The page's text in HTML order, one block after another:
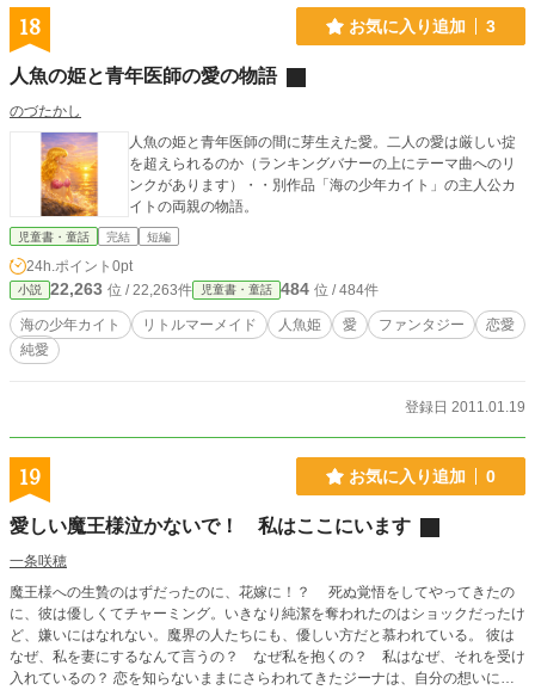
18 お気に入り追加 3
人魚の姫と青年医師の愛の物語
のづたかし
人魚の姫と青年医師の間に芽生えた愛。二人の愛は厳しい掟
を超えられるのか（ランキングバナーの上にテーマ曲へのリ
ンクがあります）・・別作品「海の少年カイト」の主人公カ
イトの両親の物語。
児童書・童話 完結 短編
24h.ポイント 0pt
小説 22,263 位 / 22,263件 児童書・童話 484 位 / 484件
海の少年カイト リトルマーメイド 人魚姫 愛 ファンタジー
恋愛
純愛
登録日 2011.01.19
19 お気に入り追加 0
愛しい魔王様泣かないで！ 私はここにいます
一条咲穂
魔王様への生贄のはずだったのに、花嫁に！？ 死ぬ覚悟をしてやってきたの
に、彼は優しくてチャーミング。いきなり純潔を奪われたのはショックだったけ
ど、嫌いにはなれない。魔界の人たちにも、優しい方だと慕われている。 彼は
なぜ、私を妻にするなんて言うの？ なぜ私を抱くの？ 私はなぜ、それを受け
入れているの？ 恋を知らないままにさらわれてきたジーナは、自分の想いに